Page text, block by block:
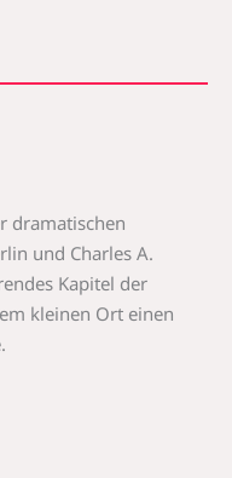
dramatischen
und Charles A.
Kapitel der
kleinen Ort einen